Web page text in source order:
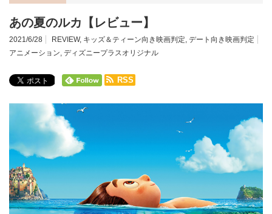
あの夏のルカ【レビュー】
2021/6/28 REVIEW, キッズ＆ティーン向き映画判定, デート向き映画判定
アニメーション, ディズニープラスオリジナル
RSS